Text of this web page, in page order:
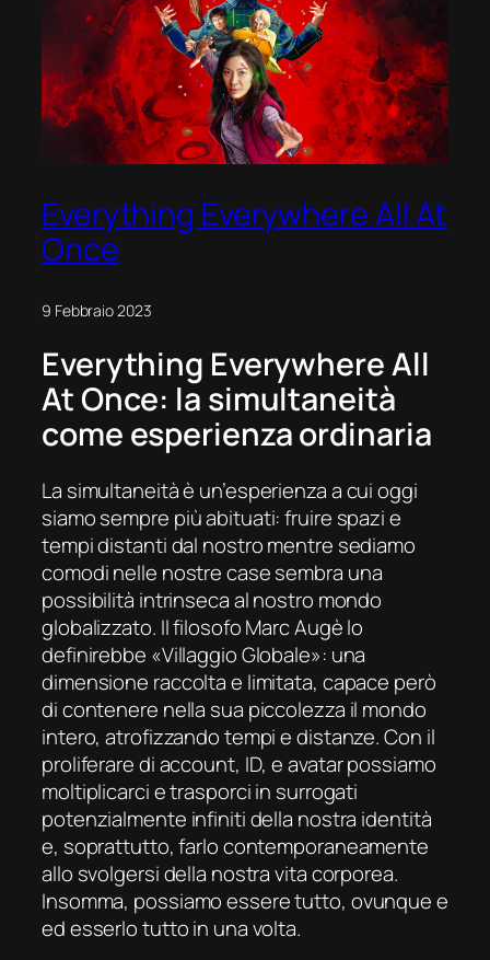
Everything Everywhere All At
Once
9 Febbraio 2023
Everything Everywhere All
At Once: la simultaneità
come esperienza ordinaria
La simultaneità è un’esperienza a cui oggi
siamo sempre più abituati: fruire spazi e
tempi distanti dal nostro mentre sediamo
comodi nelle nostre case sembra una
possibilità intrinseca al nostro mondo
globalizzato. Il filosofoMarc Augè lo
definirebbe «Villaggio Globale»: una
dimensione raccolta e limitata, capace però
di contenere nella sua piccolezza il mondo
intero, atrofizzando tempi e distanze. Con il
proliferare diaccount, ID, eavatarpossiamo
moltiplicarci e trasporci in surrogati
potenzialmente infiniti della nostra identità
e, soprattutto, farlo contemporaneamente
allo svolgersi della nostra vita corporea.
Insomma, possiamo essere tutto, ovunque e
ed esserlo tutto in una volta.